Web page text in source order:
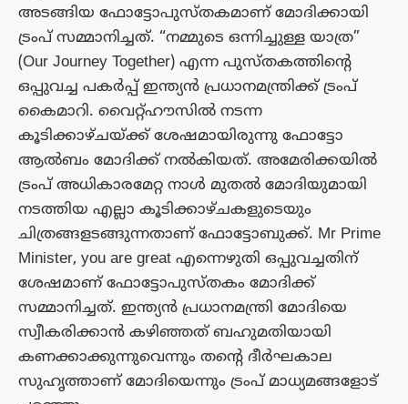
അടങ്ങിയ ഫോട്ടോപുസ്തകമാണ് മോദിക്കായി
ട്രംപ് സമ്മാനിച്ചത്. “നമ്മുടെ ഒന്നിച്ചുള്ള യാത്ര”
(Our Journey Together) എന്ന പുസ്തകത്തിന്റെ
ഒപ്പുവച്ച പകർപ്പ് ഇന്ത്യൻ പ്രധാനമന്ത്രിക്ക് ട്രംപ്
കൈമാറി. വൈറ്റ്ഹൗസിൽ നടന്ന
കൂടിക്കാഴ്ചയ്‌ക്ക് ശേഷമായിരുന്നു ഫോട്ടോ
ആൽബം മോദിക്ക് നൽകിയത്. അമേരിക്കയിൽ
ട്രംപ് അധികാരമേറ്റ നാൾ മുതൽ മോദിയുമായി
നടത്തിയ എല്ലാ കൂടിക്കാഴ്ചകളുടെയും
ചിത്രങ്ങളടങ്ങുന്നതാണ് ഫോട്ടോബുക്ക്. Mr Prime
Minister, you are great എന്നെഴുതി ഒപ്പുവച്ചതിന്
ശേഷമാണ് ഫോട്ടോപുസ്തകം മോദിക്ക്
സമ്മാനിച്ചത്. ഇന്ത്യൻ പ്രധാനമന്ത്രി മോദിയെ
സ്വീകരിക്കാൻ കഴിഞ്ഞത് ബഹുമതിയായി
കണക്കാക്കുന്നുവെന്നും തന്റെ ദീർഘകാല
സുഹൃത്താണ് മോദിയെന്നും ട്രംപ് മാധ്യമങ്ങളോട്